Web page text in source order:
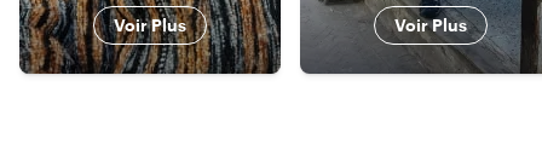
Voir Plus Voir Plus